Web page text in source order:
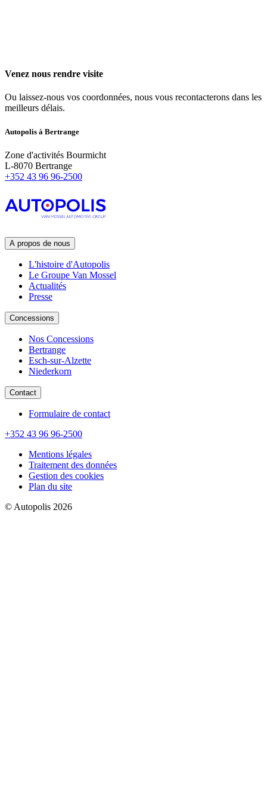
Venez nous rendre visite
Ou laissez-nous vos coordonnées, nous vous recontacterons dans les
meilleurs délais.
Autopolis à Bertrange
Zone d'activités Bourmicht
L-8070 Bertrange
+352 43 96 96-2500
A propos de nous
L'histoire d'Autopolis
Le Groupe Van Mossel
Actualités
Presse
Concessions
Nos Concessions
Bertrange
Esch-sur-Alzette
Niederkorn
Contact
Formulaire de contact
+352 43 96 96-2500
Mentions légales
Traitement des données
Gestion des cookies
Plan du site
© Autopolis 2026